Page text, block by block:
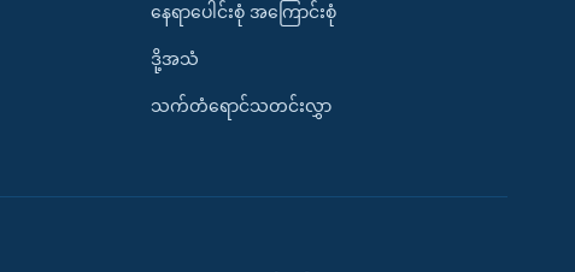
နေရာပေါင်းစုံ အကြောင်းစုံ
ဒို့အသံ
သက်တံရောင်သတင်းလွှာ